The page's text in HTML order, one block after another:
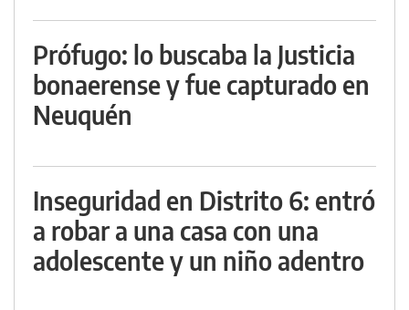
Prófugo: lo buscaba la Justicia
bonaerense y fue capturado en
Neuquén
Inseguridad en Distrito 6: entró
a robar a una casa con una
adolescente y un niño adentro